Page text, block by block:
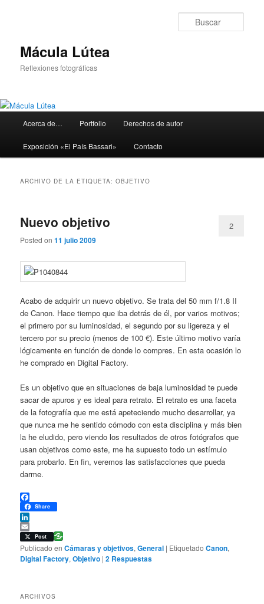
Mácula Lútea
Reflexiones fotográficas
principal
Acerca de… Portfolio Derechos de autor
Exposición «El País Bassari» Contacto
ARCHIVO DE LA ETIQUETA:OBJETIVO
Nuevo objetivo
Posted on11 julio 2009
2
Acabo de adquirir un nuevo objetivo. Se trata del 50 mm f/1.8 II
de Canon. Hace tiempo que iba detrás de él, por varios motivos;
el primero por su luminosidad, el segundo por su ligereza y el
tercero por su precio (menos de 100 €). Este último motivo varía
lógicamente en función de donde lo compres. En esta ocasión lo
he comprado en Digital Factory.
Es un objetivo que en situaciones de baja luminosidad te puede
sacar de apuros y es ideal para retrato. El retrato es una faceta
de la fotografía que me está apeteciendo mucho desarrollar, ya
que nunca me he sentido cómodo con esta disciplina y más bien
la he eludido, pero viendo los resultados de otros fotógrafos que
usan objetivos como este, me ha supuesto todo un estímulo
para probarlo. En fin, veremos las satisfacciones que pueda
darme.
Facebook
Share
LinkedIn
EmailPost
Publicado en Cámaras y objetivos,General | Etiquetado Canon,
Digital Factory,Objetivo |2 Respuestas
ARCHIVOS